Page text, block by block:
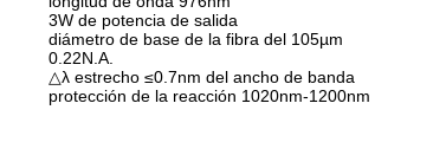
3W de potencia de salida
diámetro de base de la fibra del 105µm
0.22N.A.
△λ estrecho ≤0.7nm del ancho de banda
protección de la reacción 1020nm-1200nm